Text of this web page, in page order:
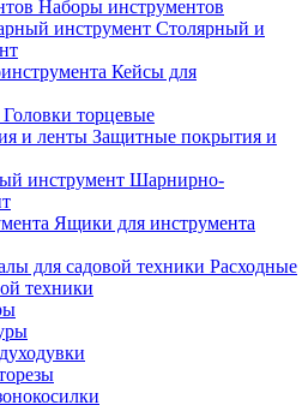
Наборы инструментов
Столярный и
Кейсы для
Головки торцевые
Защитные покрытия и
Шарнирно-
Ящики для инструмента
Расходные
техники